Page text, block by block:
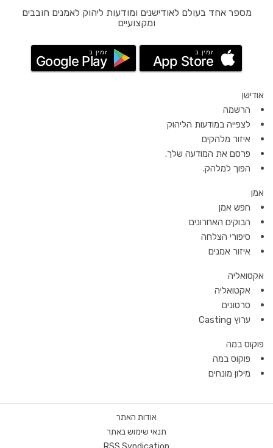
מספר אחד בעולם לאודישנים ומודעות ליהוק לאמנים חובבים
ומקצועיים
זמין ב
App Store
זמין ב
Google Play
אודישן
הרשמה
לצפייה במודעות הליהוק
איזור מלהקים
פרסם את המודעה שלך.
הפוך למלהק.
אמן
חפש אמן
הבוקים האחרונים
סיפורי הצלחה
איזור אמנים
אקטואליה
אקטואליה
סרטונים
ערוץ Casting
פוקוס במה
פוקוס במה
מילון מונחים
אודות האתר
תנאי שימוש באתר